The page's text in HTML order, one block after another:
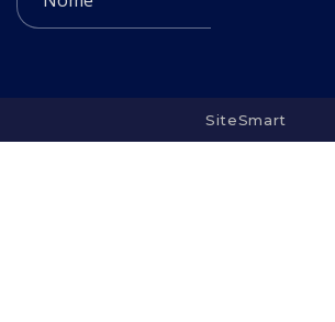
SiteSmart